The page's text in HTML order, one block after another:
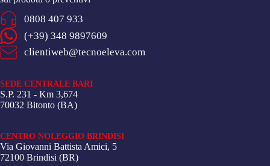
0808 407 933
(+39) 348 9897609
clientiweb@tecnoeleva.com
SEDE CENTRALE BARI
S.P. 231 - Km 3,674
70032 Bitonto (BA)
CENTRO NOLEGGIO BRINDISI
Via Giovanni Battista Amici, 5
72100 Brindisi (BR)